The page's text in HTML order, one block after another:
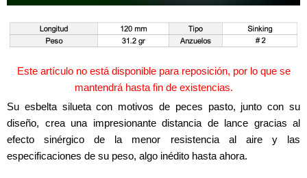
Este artículo no está disponible para reposición, por lo que se
mantendrá hasta fin de existencias.
Su esbelta silueta con motivos de peces pasto, junto con su
diseño, crea una impresionante distancia de lance gracias al
efecto sinérgico de la menor resistencia al aire y las
especificaciones de su peso, algo inédito hasta ahora.